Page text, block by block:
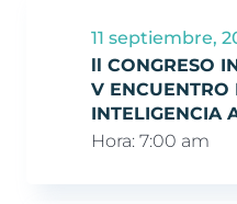
11 septiembre,
ll CONGRESO
V ENCUENTRO
INTELIGENCIA
Hora:7:00 am